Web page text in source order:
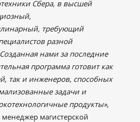
Сбера, в высшей
требующий
разной
нами за последние
программа готовит как
так и инженеров, способных
задачи и
продукты»,
магистерской